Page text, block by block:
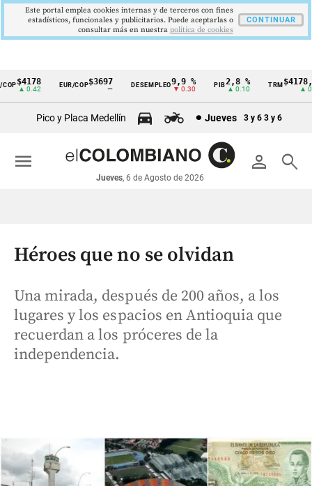
Cintillo
económicos
Colombia
$4178
▲ 0.42
EUR/COP$3697 DESEMPLEO 9,9 %
▼ 0.30
PIB2,8 %
▲ 0.10
TRM
▲
Pico y Placa Medellín Jueves 3 y 6 3 y 6
person search
Jueves, 6 de Agosto de 2026
menu
Héroes que no se olvidan
Una mirada, después de 200 años, a los
lugares y los espacios en Antioquia que
recuerdan a los próceres de la
independencia.
Este portal emplea cookies internas y de terceros con fines
estadísticos, funcionales y publicitarios. Puede aceptarlas o
consultar más en nuestra politica de cookies
CONTINUAR